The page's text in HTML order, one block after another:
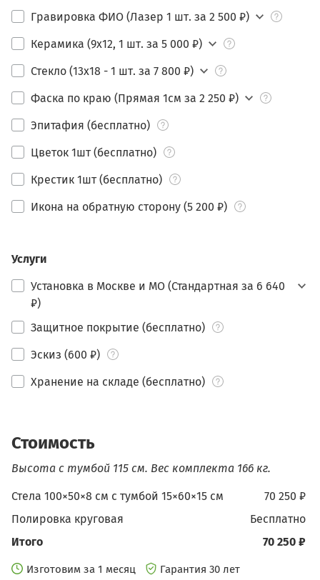
Гравировка ФИО (Лазер 1 шт. за 2 500 ₽)
Керамика (9х12, 1 шт. за 5 000 ₽)
Стекло (13х18 - 1 шт. за 7 800 ₽)
Фаска по краю (Прямая 1см за 2 250 ₽)
Эпитафия (бесплатно)
Цветок 1шт (бесплатно)
Крестик 1шт (бесплатно)
Икона на обратную сторону (5 200 ₽)
Услуги
Установка в Москве и МО (Стандартная за 6 640
₽)
Защитное покрытие (бесплатно)
Эскиз (600 ₽)
Хранение на складе (бесплатно)
Стоимость
Высота с тумбой 115 см. Вес комплекта 166 кг.
70 250 ₽
Стела 100×50×8 см с тумбой 15×60×15 см
бесплатно
Полировка круговая
70 250 ₽
Итого
Изготовим за 1 месяц
Гарантия 30 лет